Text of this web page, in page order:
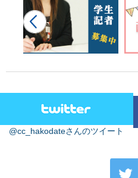
@cc_hakodateさんのツイート